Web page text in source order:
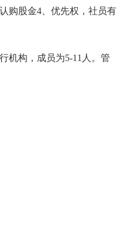
购股金4、优先权，社员有
机构，成员为5-11人。管